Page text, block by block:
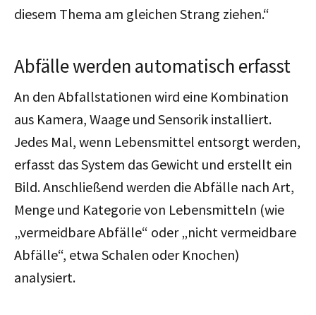
diesem Thema am gleichen Strang ziehen.“
Abfälle werden automatisch erfasst
An den Abfallstationen wird eine Kombination
aus Kamera, Waage und Sensorik installiert.
Jedes Mal, wenn Lebensmittel entsorgt werden,
erfasst das System das Gewicht und erstellt ein
Bild. Anschließend werden die Abfälle nach Art,
Menge und Kategorie von Lebensmitteln (wie
„vermeidbare Abfälle“ oder „nicht vermeidbare
Abfälle“, etwa Schalen oder Knochen)
analysiert.